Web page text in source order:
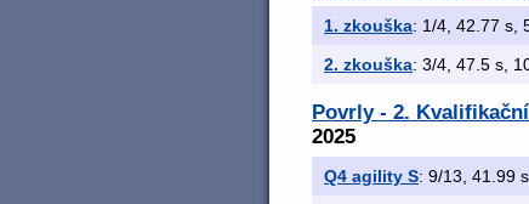
1. zkouška: 1/4, 42.77 s,
2. zkouška: 3/4, 47.5 s,
Povrly - 2.
2025
Q4 agility S: 9/13, 41.99